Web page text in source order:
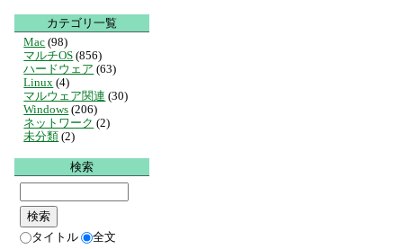
カテゴリ一覧
Mac (98)
マルチOS (856)
ハードウェア (63)
Linux (4)
マルウェア関連 (30)
Windows (206)
ネットワーク (2)
未分類 (2)
検索
タイトル 全文